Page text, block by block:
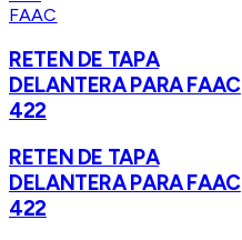
FAAC
RETEN DE TAPA
DELANTERA PARA FAAC
422
RETEN DE TAPA
DELANTERA PARA FAAC
422